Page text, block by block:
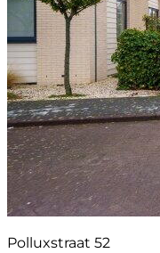
Polluxstraat 52